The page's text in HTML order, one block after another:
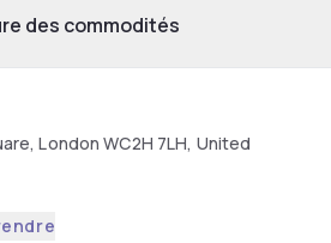
des commodités
London WC2H 7LH, United